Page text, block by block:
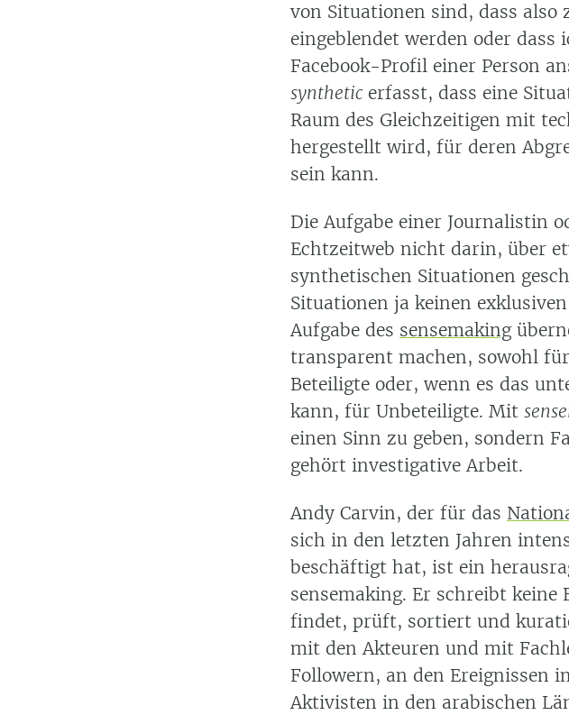
von Situationen sind, dass also
eingeblendet werden oder
Facebook-Profil einer Person
synthetic erfasst, dass eine
Raum des Gleichzeitigen mit
hergestellt wird, für deren
sein kann.
Die Aufgabe einer Journalistin
Echtzeitweb nicht darin, über
synthetischen Situationen
Situationen ja keinen
Aufgabe des sensemaking
transparent machen, sowohl
Beteiligte oder, wenn es das
kann, für Unbeteiligte. Mit
einen Sinn zu geben, sondern
gehört investigative Arbeit.
Andy Carvin, der für das
sich in den letzten Jahren
beschäftigt hat, ist ein
sensemaking. Er schreibt keine
findet, prüft, sortiert und
mit den Akteuren und mit
Followern, an den Ereignissen
Aktivisten in den arabischen